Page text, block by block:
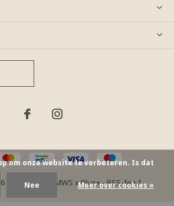
- Theme By DMWS xPlus+-RSS-feed
om onze website te verbeteren. Is dat
Nee Meer over cookies »